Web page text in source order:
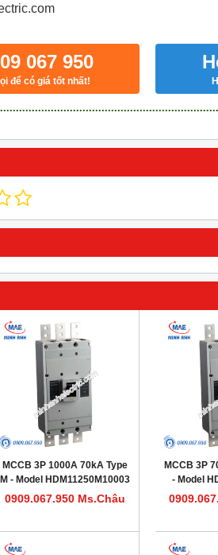
067 950
để có giá tốt nhất!
MCCB 3P 1000A 70kA Type
M - Model HDM11250M10003
0909.067.950 Ms.Châu
MCCB 3P
- Model